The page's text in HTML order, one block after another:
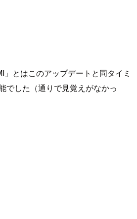
」とはこのアップデートと同タイミ
でした（通りで見覚えがなかっ